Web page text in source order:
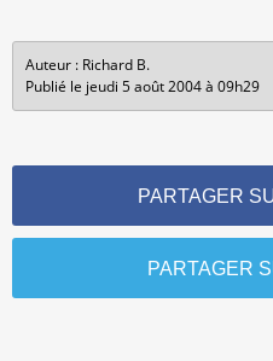
Auteur : Richard B.
Publié le jeudi 5 août 2004 à 09h29
PARTAGER
PARTAGER